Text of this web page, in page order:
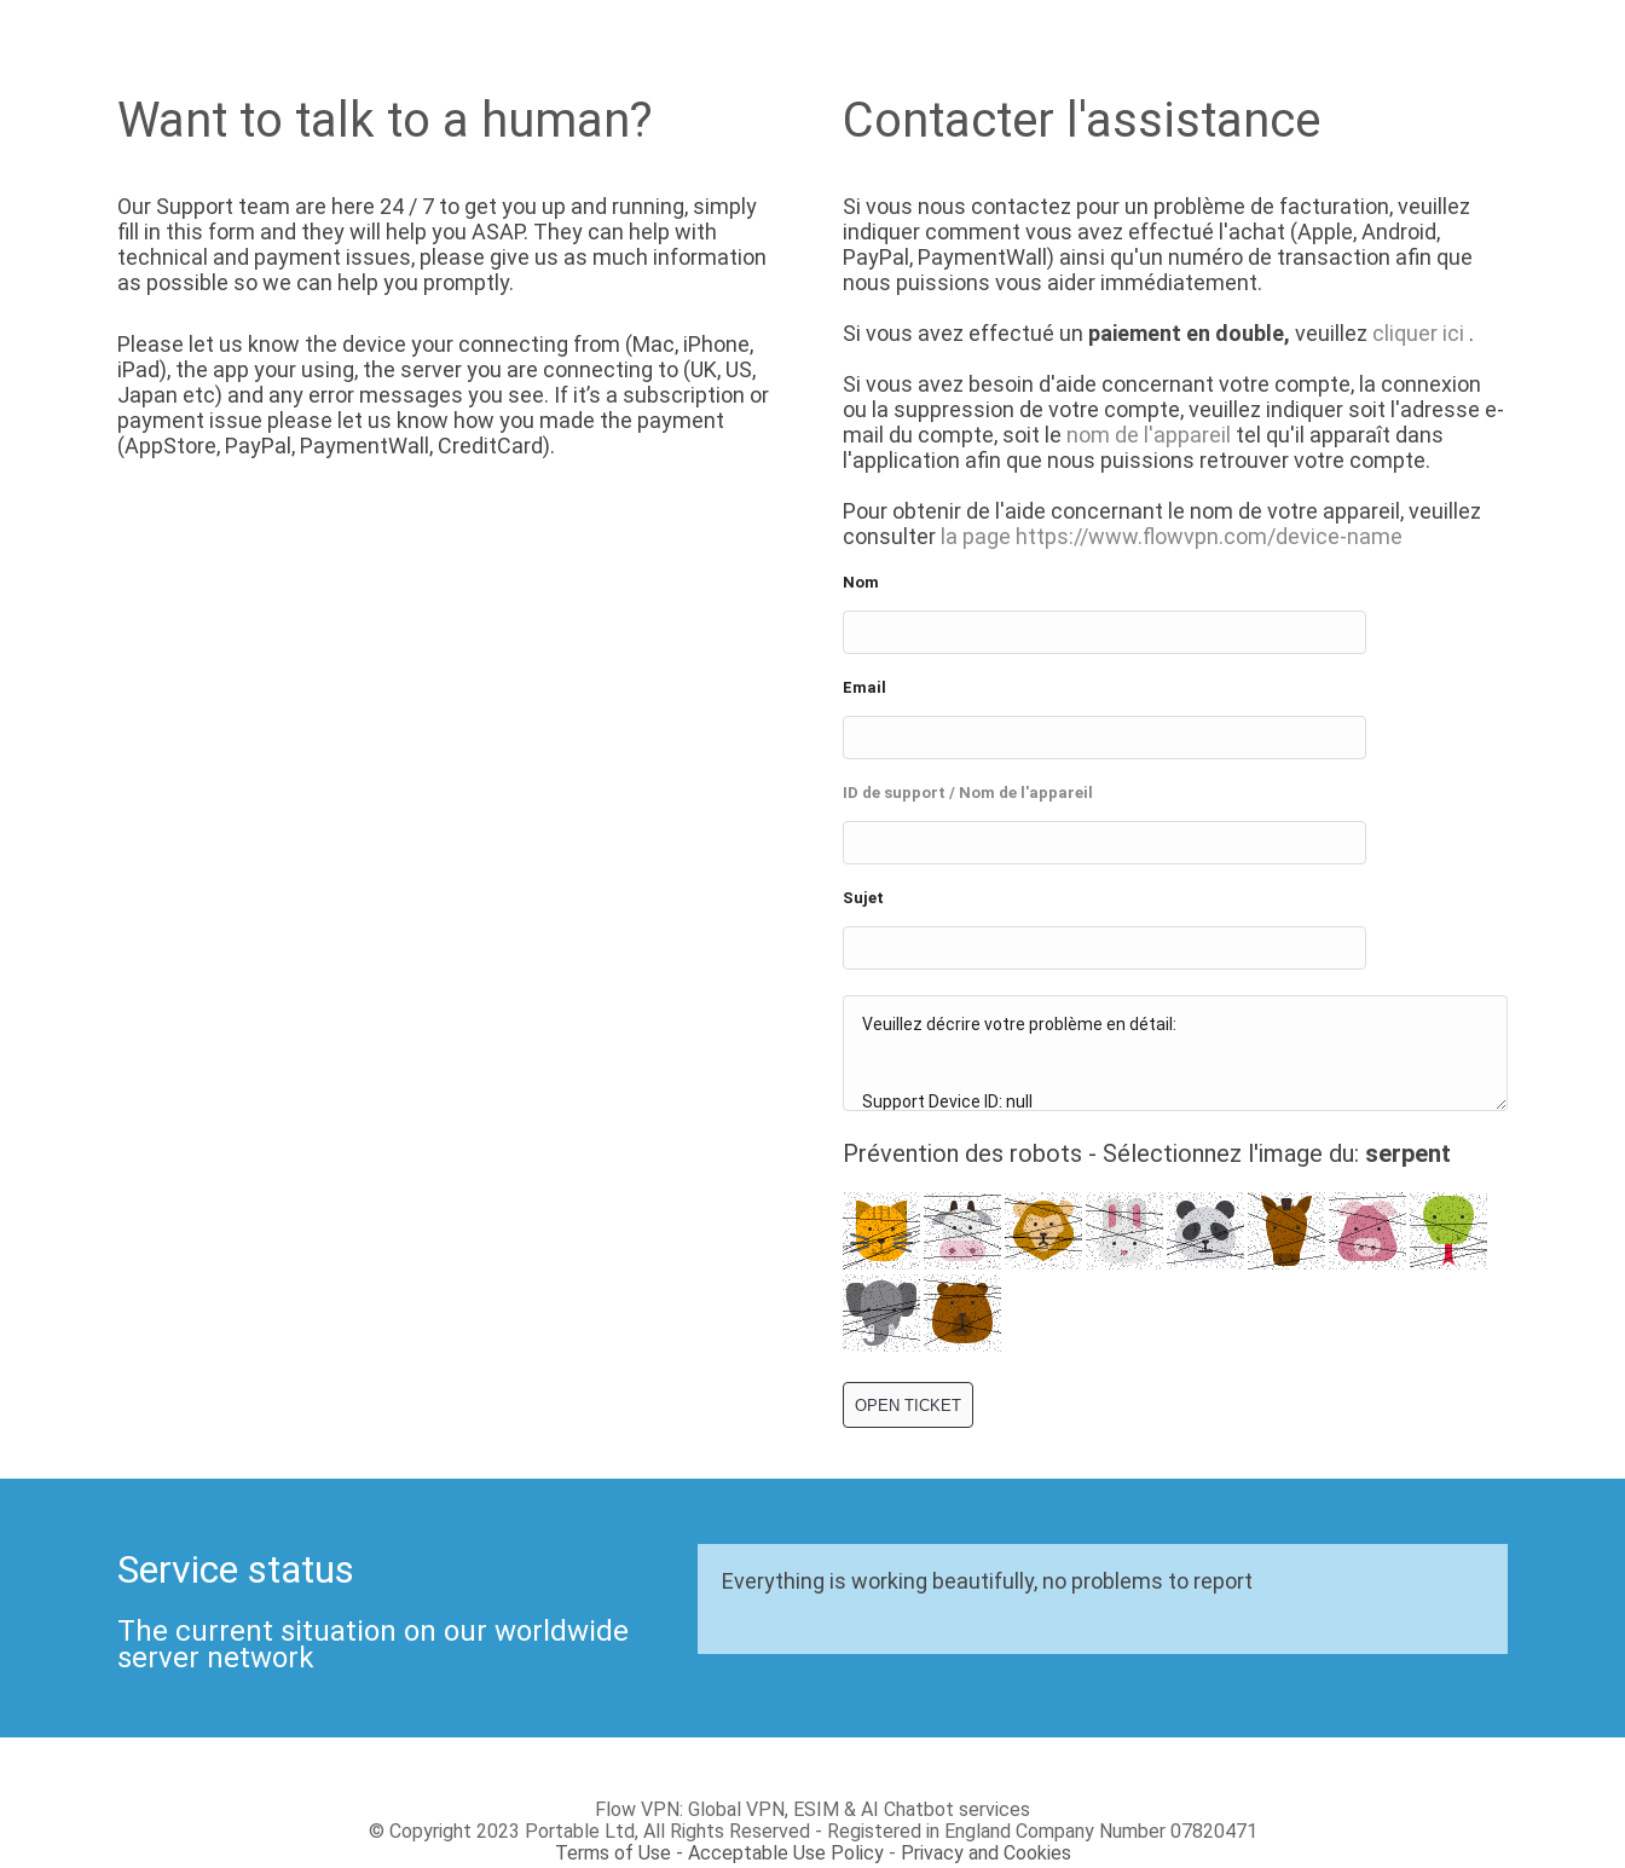
Want to talk to a human?
Our Support team are here 24 / 7 to get you up and running, simply
fill in this form and they will help you ASAP. They can help with
technical and payment issues, please give us as much information
as possible so we can help you promptly.
Please let us know the device your connecting from (Mac, iPhone,
iPad), the app your using, the server you are connecting to (UK, US,
Japan etc) and any error messages you see. If it’s a subscription or
payment issue please let us know how you made the payment
(AppStore, PayPal, PaymentWall, CreditCard).
Contacter l'assistance
Si vous nous contactez pour un problème de facturation, veuillez
indiquer comment vous avez effectué l'achat (Apple, Android,
PayPal, PaymentWall) ainsi qu'un numéro de transaction afin que
nous puissions vous aider immédiatement.
Si vous avez effectué un paiement en double, veuillez cliquer ici .
Si vous avez besoin d'aide concernant votre compte, la connexion
ou la suppression de votre compte, veuillez indiquer soit l'adresse e-
mail du compte, soit le nom de l'appareil tel qu'il apparaît dans
l'application afin que nous puissions retrouver votre compte.
Pour obtenir de l'aide concernant le nom de votre appareil, veuillez
consulter la page https://www.flowvpn.com/device-name
Nom
Email
ID de support / Nom de l'appareil
Sujet
Prévention des robots - Sélectionnez l'image du: serpent
Service status
The current situation on our worldwide
server network
Everything is working beautifully, no problems to report
Flow VPN: Global VPN, ESIM & AI Chatbot services
© Copyright 2023 Portable Ltd, All Rights Reserved - Registered in England Company Number 07820471
Terms of Use - Acceptable Use Policy- Privacy and Cookies